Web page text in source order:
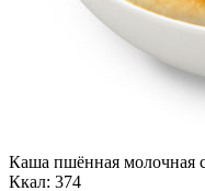
Каша пшённая молочная
Ккал: 374